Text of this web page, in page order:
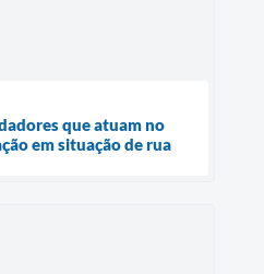
que atuam no
em situação de rua